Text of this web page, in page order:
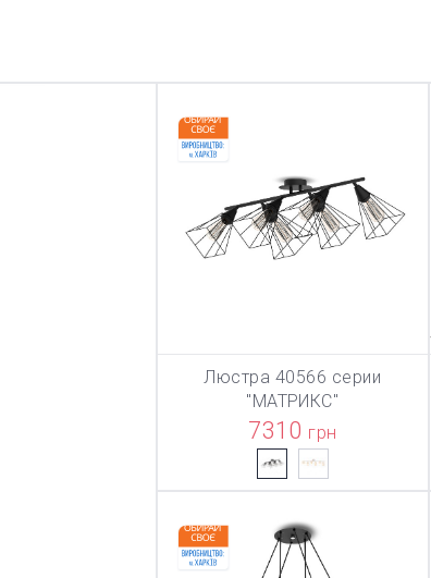
В КОРЗИНУ
Люстра 40566 серии
"МАТРИКС"
7310 грн